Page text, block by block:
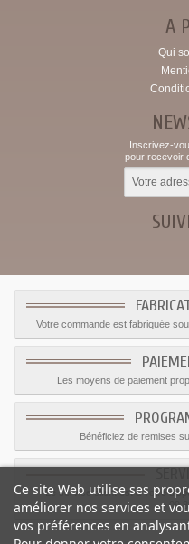
A
Qui
Inscrivez-
pour recevoir
Votre commande est fabriquée
Les moyens de paiement
Bénéficiez de remises
Le service client est a votre
Ce site Web utilise ses
améliorer nos services et
vos préférences en